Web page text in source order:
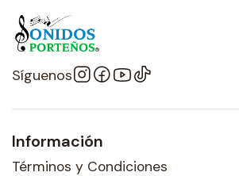
Síguenos
Información
Términos y Condiciones